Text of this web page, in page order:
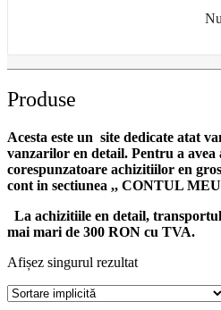
Produse
Acesta este un site dedicate atat
vanzarilor en detail. Pentru a avea
corespunzatoare achizitiilor en
cont in sectiunea ,, CONTUL
La achizitiile en detail,
mai mari de 300 RON cu TVA.
Afișez singurul rezultat